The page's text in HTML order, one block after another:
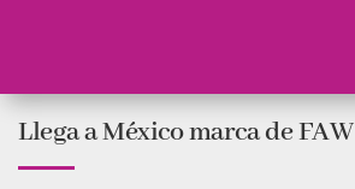
Llega a México marca de FAW